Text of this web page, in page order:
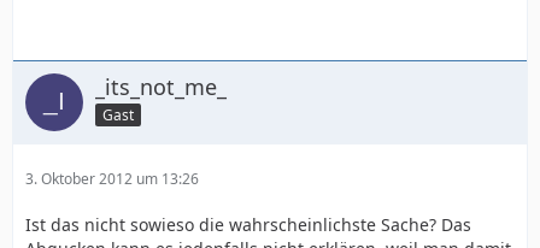
_its_not_me_
Gast
3. Oktober 2012 um 13:26
Ist das nicht sowieso die wahrscheinlichste Sache? Das